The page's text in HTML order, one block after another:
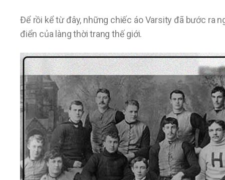
Để rồi kể từ đây, những chiếc áo Varsity đã bước ra
điển của làng thời trang thế giới.